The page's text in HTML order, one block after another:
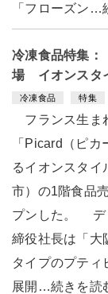
「フローズン…
冷凍食品特集：
場 イオンスタ
冷凍食品 特集
フランス生ま
「Picard（ピ
るイオンスタイ
市）の1階食品
プンした。 デ
締役社長は「大
タイプのプティ
展開…続きを読